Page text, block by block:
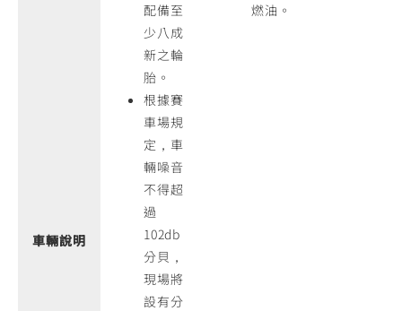
車輛說明
配備至
少八成
新之輪
胎。
根據賽
車場規
定，車
輛噪音
不得超
過
102db
分貝，
現場將
設有分
燃油。